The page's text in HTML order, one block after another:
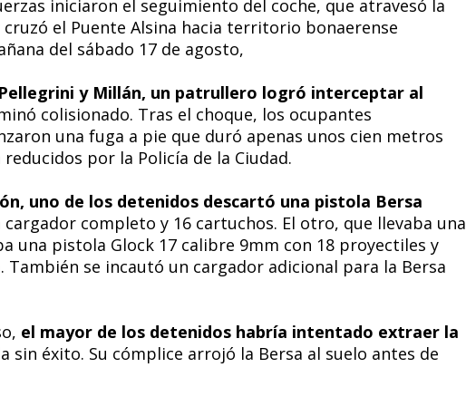
iniciaron el seguimiento del coche, que atravesó la
cruzó el Puente Alsina hacia territorio bonaerense
del sábado 17 de agosto,
Pellegrini y Millán, un patrullero logró interceptar al
colisionado. Tras el choque, los ocupantes
una fuga a pie que duró apenas unos cien metros
por la Policía de la Ciudad.
uno de los detenidos descartó una pistola Bersa
cargador completo y 16 cartuchos. El otro, que llevaba una
una pistola Glock 17 calibre 9mm con 18 proyectiles y
También se incautó un cargador adicional para la Bersa
el mayor de los detenidos habría intentado extraer la
sin éxito. Su cómplice arrojó la Bersa al suelo antes de